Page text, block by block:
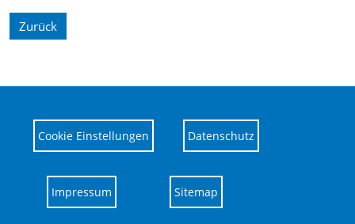
Zurück
Cookie Einstellungen Datenschutz
Impressum Sitemap